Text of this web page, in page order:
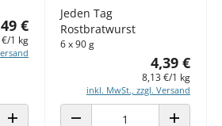
€
1 kg
Jeden Tag
Rostbratwurst
6 x 90 g
4,39 €
8,13 €/1 kg
inkl. MwSt., zzgl. Versand